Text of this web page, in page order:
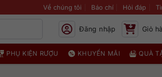
Về chúng tôi Báo chí Hỏi đáp
Đăng nhập Giỏ
PHỤ KIỆN RƯỢU KHUYẾN MÃI QUÀ